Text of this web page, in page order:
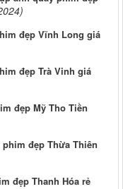
đẹp Vĩnh Long giá
đẹp Trà Vinh giá
đẹp Mỹ Tho Tiền
đẹp Thừa Thiên
đẹp Thanh Hóa rẻ